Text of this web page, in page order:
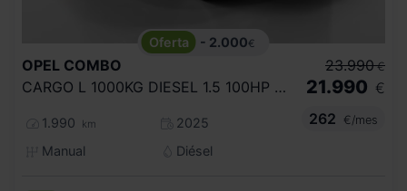
- 2.000€
OPEL COMBO
CARGO L 1000KG DIESEL 1.5 100HP S&S MT E
1.990 km
2025
Manual
Diésel
23.990 €
21.990 €
262
€/mes